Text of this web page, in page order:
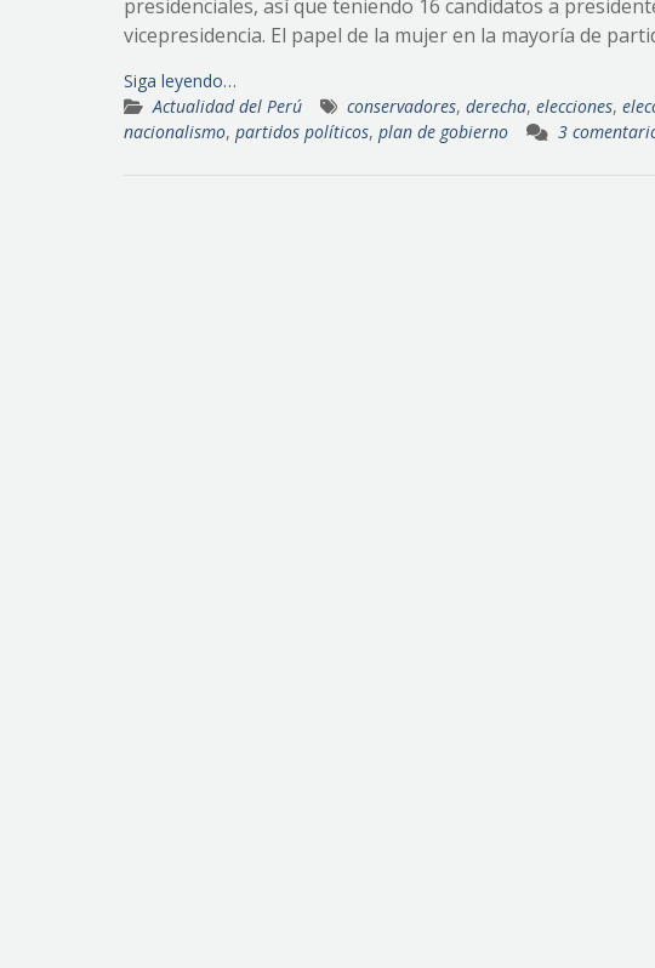
presidenciales, así que teniendo 16 candidatos a
vicepresidencia. El papel de la mujer en la mayoría de
Siga leyendo…
Actualidad del Perú
conservadores, derecha, elecciones,
nacionalismo, partidos políticos, plan de gobierno 3